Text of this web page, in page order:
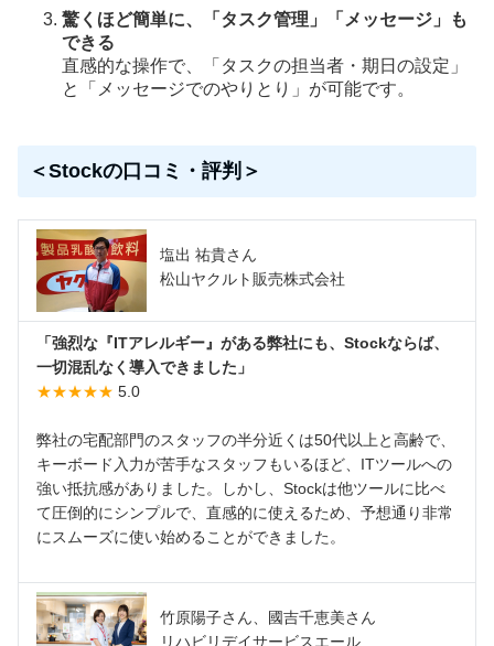
驚くほど簡単に、「タスク管理」「メッセージ」も
できる
直感的な操作で、「タスクの担当者・期日の設定」
と「メッセージでのやりとり」が可能です。
＜Stockの口コミ・評判＞
塩出 祐貴さん
松山ヤクルト販売株式会社
「強烈な『ITアレルギー』がある弊社にも、Stockならば、
一切混乱なく導入できました」
★★★★★ 5.0
弊社の宅配部門のスタッフの半分近くは50代以上と高齢で、
キーボード入力が苦手なスタッフもいるほど、ITツールへの
強い抵抗感がありました。しかし、Stockは他ツールに比べ
て圧倒的にシンプルで、直感的に使えるため、予想通り非常
にスムーズに使い始めることができました。
竹原陽子さん、國吉千恵美さん
リハビリデイサービスエール